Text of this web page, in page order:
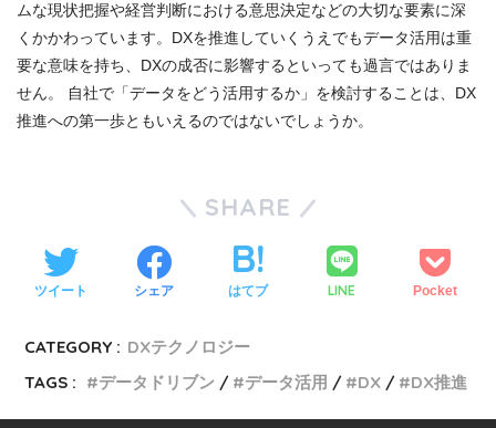
ムな現状把握や経営判断における意思決定などの大切な要素に深
くかかわっています。DXを推進していくうえでもデータ活用は重
要な意味を持ち、DXの成否に影響するといっても過言ではありま
せん。 自社で「データをどう活用するか」を検討することは、DX
推進への第一歩ともいえるのではないでしょうか。
SHARE
ツイート シェア はてブ LINE Pocket
CATEGORY : DXテクノロジー
TAGS :
データドリブン データ活用 DX DX推進